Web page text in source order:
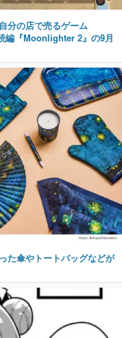
分の店で売るゲーム
編『Moonlighter 2』の9月
た傘やトートバッグなどが